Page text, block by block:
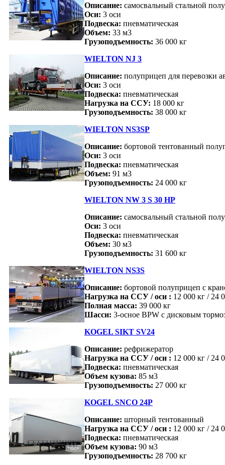
Описание: самосвальный стальной
Оси: 3 оси
Подвеска: пневматическая
Объем: 33 м3
Грузоподъемность: 36 000 кг
WIELTON NJ 3
Описание: полуприцеп для перевозки
Оси: 3 оси
Подвеска: пневматическая
Нагрузка на ССУ: 18 000 кг
Грузоподъемность: 38 000 кг
WIELTON NS3SP
Описание: бортовой тентованный
Оси: 3 оси
Подвеска: пневматическая
Объем: 91 м3
Грузоподъемность: 24 000 кг
WIELTON NW 3 S 30 HP
Описание: самосвальный стальной
Оси: 3 оси
Подвеска: пневматическая
Объем: 30 м3
Грузоподъемность: 31 600 кг
WIELTON NS3S
Описание: бортовой полуприцеп с
Нагрузка на ССУ / оси : 12 000 кг / 24
Полная масса: 39 000 кг
Шасси: 3-осное BPW с дисковым
KOGEL SIKT SV24
Описание: рефрижератор
Нагрузка на ССУ / оси : 12 000 кг / 24
Подвеска: пневматическая
Объем кузова: 85 м3
Грузоподъемность: 27 000 кг
KOGEL SNCO 24P
Описание: шторный тентованный
Нагрузка на ССУ / оси : 12 000 кг / 24
Подвеска: пневматическая
Объем кузова: 90 м3
Грузоподъемность: 28 700 кг